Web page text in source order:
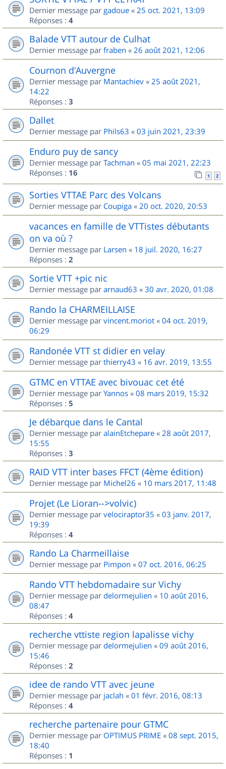
Dernier message par gadoue « 25 oct. 2021, 13:09
Réponses : 4
Balade VTT autour de Culhat
Dernier message par fraben « 26 août 2021, 12:06
Cournon d'Auvergne
Dernier message par Mantachiev « 25 août 2021,
14:22
Réponses : 3
Dallet
Dernier message par Phils63 « 03 juin 2021, 23:39
Enduro puy de sancy
Dernier message par Tachman « 05 mai 2021, 22:23
Réponses : 16 1 2
Sorties VTTAE Parc des Volcans
Dernier message par Coupiga « 20 oct. 2020, 20:53
vacances en famille de VTTistes débutants
on va où ?
Dernier message par Larsen « 18 juil. 2020, 16:27
Réponses : 2
Sortie VTT +pic nic
Dernier message par arnaud63 « 30 avr. 2020, 01:08
Rando la CHARMEILLAISE
Dernier message par vincent.moriot « 04 oct. 2019,
06:29
Randonée VTT st didier en velay
Dernier message par thierry43 « 16 avr. 2019, 13:55
GTMC en VTTAE avec bivouac cet été
Dernier message par Yannos « 08 mars 2019, 15:32
Réponses : 5
Je débarque dans le Cantal
Dernier message par alainEtchepare « 28 août 2017,
15:55
Réponses : 3
RAID VTT inter bases FFCT (4ème édition)
Dernier message par Michel26 « 10 mars 2017, 11:48
Projet (Le Lioran-->volvic)
Dernier message par velociraptor35 « 03 janv. 2017,
19:39
Réponses : 4
Rando La Charmeillaise
Dernier message par Pimpon « 07 oct. 2016, 06:25
Rando VTT hebdomadaire sur Vichy
Dernier message par delormejulien « 10 août 2016,
08:47
Réponses : 4
recherche vttiste region lapalisse vichy
Dernier message par delormejulien « 09 août 2016,
15:46
Réponses : 2
idee de rando VTT avec jeune
Dernier message par jaclah « 01 févr. 2016, 08:13
Réponses : 4
recherche partenaire pour GTMC
Dernier message par OPTIMUS PRIME « 08 sept. 2015,
18:40
Réponses : 1